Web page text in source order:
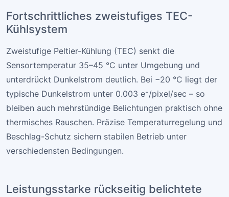
Fortschrittliches zweistufiges TEC-
Kühlsystem
Zweistufige Peltier-Kühlung (TEC) senkt die
Sensortemperatur 35–45 °C unter Umgebung und
unterdrückt Dunkelstrom deutlich. Bei −20 °C liegt der
typische Dunkelstrom unter 0.003 e⁻/pixel/sec – so
bleiben auch mehrstündige Belichtungen praktisch ohne
thermisches Rauschen. Präzise Temperaturregelung und
Beschlag-Schutz sichern stabilen Betrieb unter
verschiedensten Bedingungen.
Leistungsstarke rückseitig belichtete